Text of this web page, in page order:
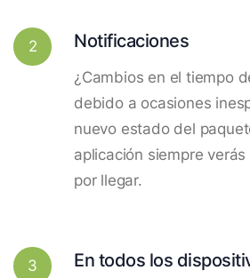
2 Notificaciones
¿Cambios en el tiempo
debido a ocasiones
nuevo estado del
aplicación siempre
por llegar.
3 En todos los